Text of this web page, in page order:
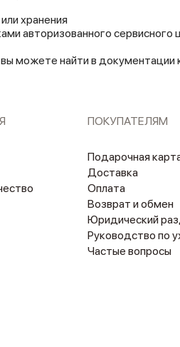
хранения
авторизованного сервисного
можете найти в
ПОКУПАТЕЛЯМ
Подарочная
Доставка
Оплата
Возврат и обмен
Юридический
Руководство по
Частые вопросы